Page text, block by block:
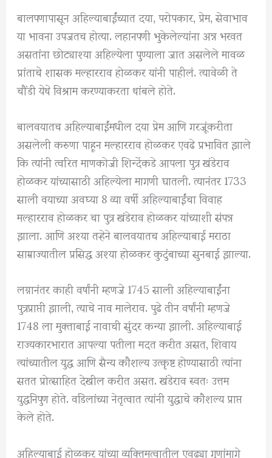
बालपणापासून अहिल्याबाईंच्यात दया, परोपकार, प्रेम, सेवाभाव
या भावना उपजतच होत्या. लहानपणी भुकेलेल्यांना अन्न भरवत
असतांना छोट्याश्या अहिल्येला पुण्याला जात असलेले मावळ
प्रांताचे शासक मल्हारराव होळकर यांनी पाहीलं. त्यावेळी ते
चौंडी येथे विश्राम करण्याकरता थांबले होते.
बालवयातच अहिल्याबाईंमधील दया प्रेम आणि गरजूंकरीता
असलेली करुणा पाहून मल्हारराव होळकर एवढे प्रभावित झाले
कि त्यांनी त्वरित माणकोजी शिन्देंकडे आपला पुत्र खंडेराव
होळकर यांच्यासाठी अहिल्येला मागणी घातली. त्यानंतर 1733
साली वयाच्या अवघ्या 8 व्या वर्षी अहिल्याबाईंचा विवाह
मल्हारराव होळकर चा पुत्र खंडेराव होळकर यांच्याशी संपन्न
झाला. आणि अश्या तऱ्हेने बालवयातच अहिल्याबाई मराठा
साम्राज्यातील प्रसिद्ध अश्या होळकर कुटुंबाच्या सुनबाई झाल्या.
लग्नानंतर काही वर्षांनी म्हणजे 1745 साली अहिल्याबाईंना
पुत्रप्राप्ती झाली, त्याचे नाव मालेराव. पुढे तीन वर्षांनी म्हणजे
1748 ला मुक्ताबाई नावाची सुंदर कन्या झाली. अहिल्याबाई
राज्यकारभारात आपल्या पतीला मदत करीत असत, शिवाय
त्यांच्यातील युद्ध आणि सैन्य कौशल्य उत्कृष्ट होण्यासाठी त्यांना
सतत प्रोत्साहित देखील करीत असत. खंडेराव स्वतः उत्तम
युद्धनिपुण होते. वडिलांच्या नेतृत्वात त्यांनी युद्धाचे कौशल्य प्राप्त
केले होते.